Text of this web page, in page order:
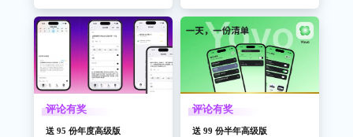
评论有奖
送 95 份年度高级版
评论有奖
送 99 份半年高级版